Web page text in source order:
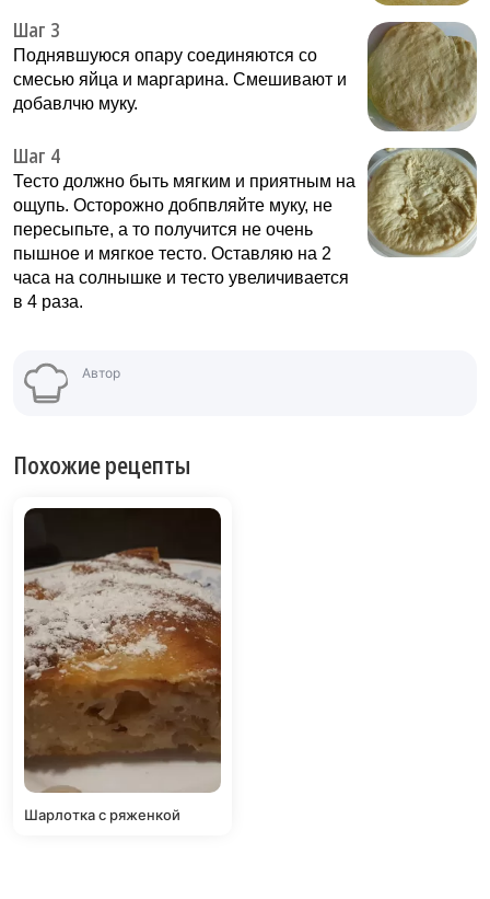
Шаг 3
Поднявшуюся опару соединяются со
смесью яйца и маргарина. Смешивают и
добавлчю муку.
Шаг 4
Тесто должно быть мягким и приятным на
ощупь. Осторожно добпвляйте муку, не
пересыпьте, а то получится не очень
пышное и мягкое тесто. Оставляю на 2
часа на солнышке и тесто увеличивается
в 4 раза.
Автор
Похожие рецепты
Шарлотка с ряженкой